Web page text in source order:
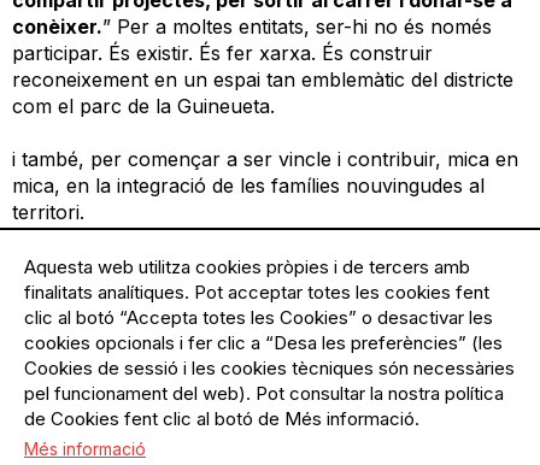
conèixer.” Per a moltes entitats, ser-hi no és només
participar. És existir. És fer xarxa. És construir
reconeixement en un espai tan emblemàtic del districte
com el parc de la Guineueta.
i també, per començar a ser vincle i contribuir, mica en
mica, en la integració de les famílies nouvingudes al
territori.
A latarda, tot canvia sense perdre identitat. El mateix
espaies transforma: escenaris, concerts, teatre,
circ… El que s’ha estat cuinant durant mesos passa a
ser compartit.
Malgrat les dificultats i els obstacles de caràcter
administratiu, polític, pressupostari i burocràtic.
Aquesta web utilitza cookies pròpies i de tercers amb
finalitats analítiques. Pot acceptar totes les cookies fent
clic al botó “Accepta totes les Cookies” o desactivar les
cookies opcionals i fer clic a “Desa les preferències” (les
Cookies de sessió i les cookies tècniques són necessàries
pel funcionament del web). Pot consultar la nostra política
de Cookies fent clic al botó de Més informació.
Més informació